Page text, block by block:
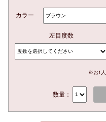
カラー
左目度数
※お1人
数量：